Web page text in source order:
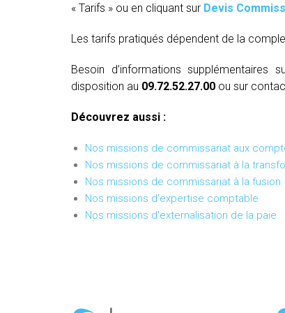
« Tarifs » ou en cliquant sur Devis
Les tarifs pratiqués dépendent de la
Besoin d’informations
disposition au 09.72.52.27.00 ou sur
Découvrez aussi :
Nos missions de commissariat aux
Nos missions de commissariat à la
Nos missions de commissariat à la fusion
Nos missions d'expertise comptable
Nos missions d'externalisation de la paie